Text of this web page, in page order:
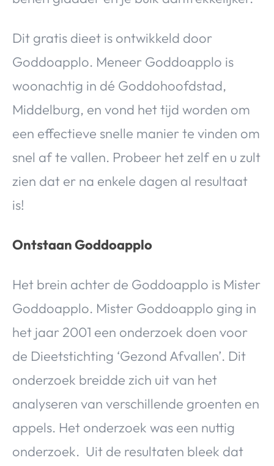
Dit gratis dieet is ontwikkeld door
Goddoapplo. Meneer Goddoapplo is
woonachtig in dé Goddohoofdstad,
Middelburg, en vond het tijd worden om
een effectieve snelle manier te vinden om
snel af te vallen. Probeer het zelf en u zult
zien dat er na enkele dagen al resultaat
is!
Ontstaan Goddoapplo
Het brein achter de Goddoapplo is Mister
Goddoapplo. Mister Goddoapplo ging in
het jaar 2001 een onderzoek doen voor
de Dieetstichting ‘Gezond Afvallen’. Dit
onderzoek breidde zich uit van het
analyseren van verschillende groenten en
appels. Het onderzoek was een nuttig
onderzoek. Uit de resultaten bleek dat